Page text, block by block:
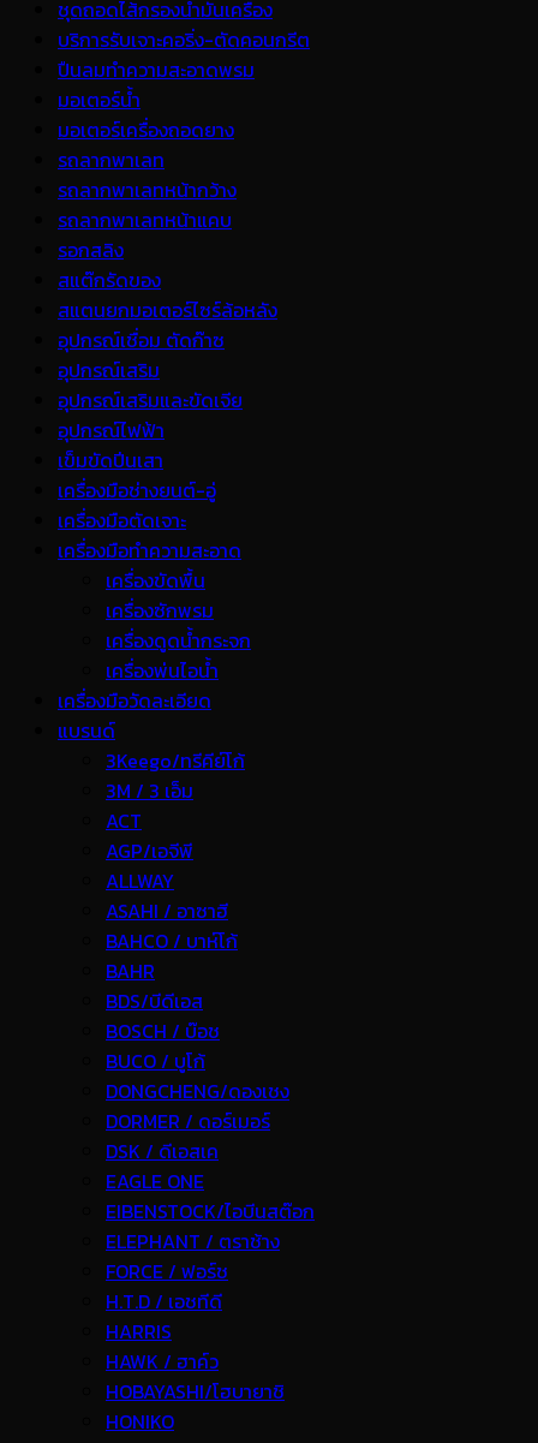
ชุดถอดไส้กรองน้ำมันเครื่อง
บริการรับเจาะคอริ่ง-ตัดคอนกรีต
ปืนลมทำความสะอาดพรม
มอเตอร์น้ำ
มอเตอร์เครื่องถอดยาง
รถลากพาเลท
รถลากพาเลทหน้ากว้าง
รถลากพาเลทหน้าแคบ
รอกสลิง
สแต๊กรัดของ
สแตนยกมอเตอร์ไซร์ล้อหลัง
อุปกรณ์เชื่อม ตัดก๊าซ
อุปกรณ์เสริม
อุปกรณ์เสริมและขัดเจีย
อุปกรณ์ไฟฟ้า
เข็มขัดปีนเสา
เครื่องมือช่างยนต์-อู่
เครื่องมือตัดเจาะ
เครื่องมือทำความสะอาด
เครื่องขัดพื้น
เครื่องซักพรม
เครื่องดูดน้ำกระจก
เครื่องพ่นไอน้ำ
เครื่องมือวัดละเอียด
แบรนด์
3Keego/ทรีคีย์โก้
3M / 3 เอ็ม
ACT
AGP/เอจีพี
ALLWAY
ASAHI / อาซาฮี
BAHCO / บาห์โก้
BAHR
BDS/บีดีเอส
BOSCH / บ๊อช
BUCO / บูโก้
DONGCHENG/ดองเชง
DORMER / ดอร์เมอร์
DSK / ดีเอสเค
EAGLE ONE
EIBENSTOCK/ไอบีนสต๊อก
ELEPHANT / ตราช้าง
FORCE / ฟอร์ช
H.T.D / เอชทีดี
HARRIS
HAWK / ฮาค์ว
HOBAYASHI/โฮบายาชิ
HONIKO